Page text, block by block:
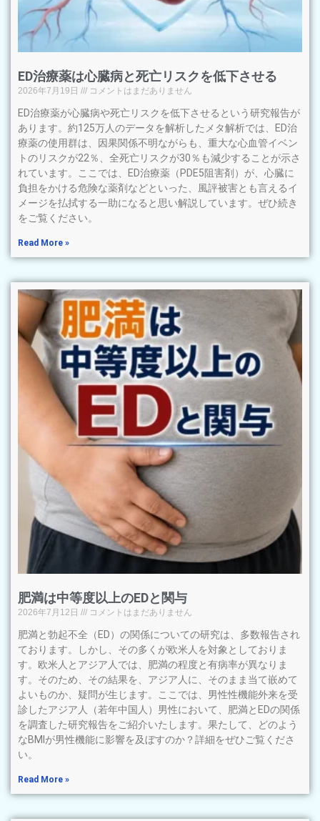
ED治療薬は心臓病と死亡リスクを低下させる
2026年7月19日 コメントはまだありません
ED治療薬が心臓病や死亡リスクを低下させるという研究報告が
あります。約125万人のデータを解析したメタ解析では、ED治
療薬の使用群は、因果関係不明ながらも、重大な心血管イベン
トのリスクが22％、全死亡リスクが30％も減少することが示さ
れています。ここでは、ED治療薬（PDE5阻害剤）が、心臓に
負担をかける危険な薬剤などといった、風評被害とも言えるイ
メージを払拭する一助になると思い解説しています。ぜひ続き
をご覧ください。
Read More »
肥満は中等度以上のEDと関与
2026年7月12日 コメントはまだありません
肥満と勃起不全（ED）の関係についての研究は、多数報告され
ております。しかし、その多くが欧米人を対象としておりま
す。欧米人とアジア人では、肥満の程度と有病率が異なりま
す。そのため、その結果を、アジア人に、そのまま当て嵌めて
よいものか、疑問が生じます。ここでは、男性性機能外来を受
診したアジア人（若年中国人）男性において、肥満とEDの関係
を調査した研究報告をご紹介いたします。果たして、どのよう
なBMIが男性機能に影響を及ぼすのか？詳細をぜひご覧くださ
い。
Read More »